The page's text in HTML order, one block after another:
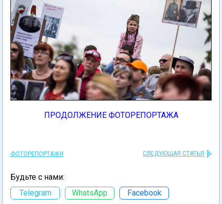
ПРОДОЛЖЕНИЕ ФОТОРЕПОРТАЖА
ФОТОРЕПОРТАЖИ СЛЕДУЮЩАЯ СТАТЬЯ
Будьте с нами:
Telegram
WhatsApp Facebook